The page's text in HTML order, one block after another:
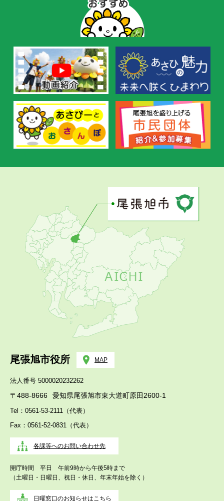
の
お
す
め
尾張旭市役所 MAP
法人番号 5000020232262
〒488-8666 愛知県尾張旭市東大道町原田2600-1
Tel：0561-53-2111（代表）
Fax：0561-52-0831（代表）
各課等へのお問い合わせ先
開庁時間 平日 午前9時から午後5時まで
（土曜日・日曜日、祝日・休日、年末年始を除く）
日曜窓口のお知らせはこちら